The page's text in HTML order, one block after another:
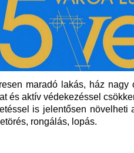
maradó lakás, ház
és aktív védekezéssel
is jelentősen
rongálás, lopás.